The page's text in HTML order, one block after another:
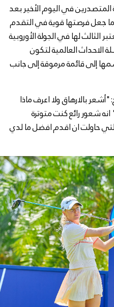
في اليوم الأخير بعد
جعل فرصتها قوية في التقدم
الثالث لها في الجولة الأوروبية
العالمية لتكون
إلى قائمة مرموقة إلى جانب
بالارهاق ولا اعرف ماذا
شعور رائع كنت متوترة
التي حاولت ان اقدم افضل ما لدي